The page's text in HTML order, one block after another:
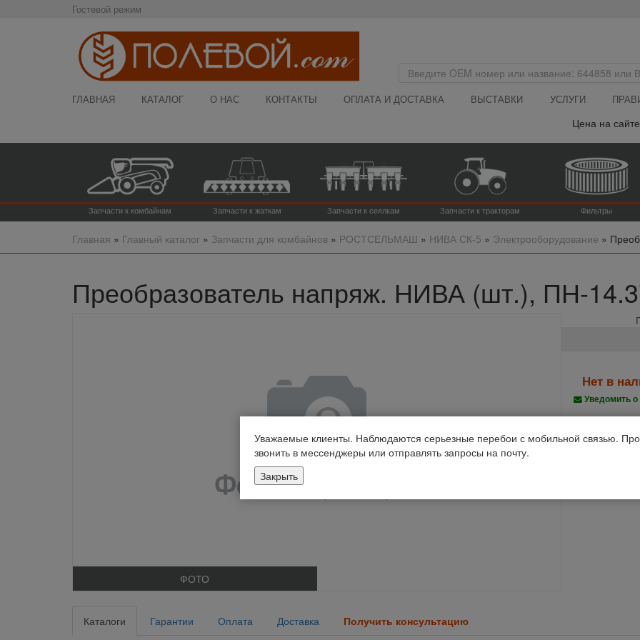
Гостевой режим
ГЛАВНАЯ КАТАЛОГ О НАС КОНТАКТЫ ОПЛАТА И ДОСТАВКА ВЫСТАВКИ УСЛУГИ
Цена на сайте
Запчасти к комбайнам Запчасти к жаткам Запчасти к сеялкам Запчасти к тракторам Фильтры
Главная » Главный каталог» Запчасти для комбайнов» РОСТСЕЛЬМАШ » НИВА СК-5 » Электрооборудование »
Преобразователь напряж. НИВА (шт.), ПН-
ФОТО
Нет в
Уведомить
Каталоги Гарантии Оплата Доставка Получить консультацию
Уважаемые клиенты. Наблюдаются серьезные перебои с мобильной связью.
звонить в мессенджеры или отправлять запросы на почту.
Закрыть